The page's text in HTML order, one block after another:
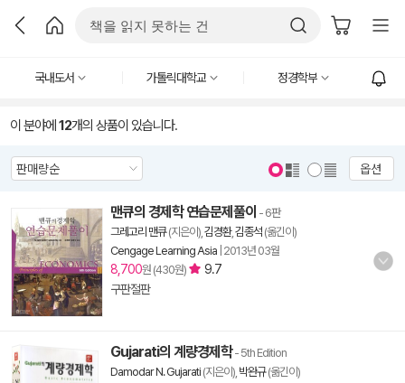
국내도서 가톨릭대학교 정경학부
이 분야에 12개의 상품이 있습니다.
옵션
맨큐의 경제학 연습문제풀이 - 6판
그레고리 맨큐(지은이), 김경환, 김종석 (옮긴이)
Cengage Learning Asia 2013년 03월
8,700원 (430원)
9.7
구판절판
Gujarati의 계량경제학- 5th Edition
Damodar N. Gujarati (지은이), 박완규(옮긴이)